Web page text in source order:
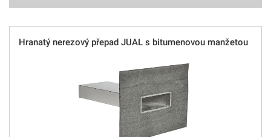
Hranatý nerezový přepad JUAL s bitumenovou manžetou